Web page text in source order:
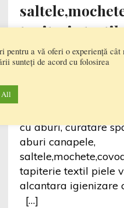
tapiterie textil
vinilin
igienizare cu
cu aburi, curatare
aburi canapele,
tapiterie textil piele
alcantara igienizare
[…]
pentru a vă oferi o experiență cât
sunteți de acord cu folosirea
All